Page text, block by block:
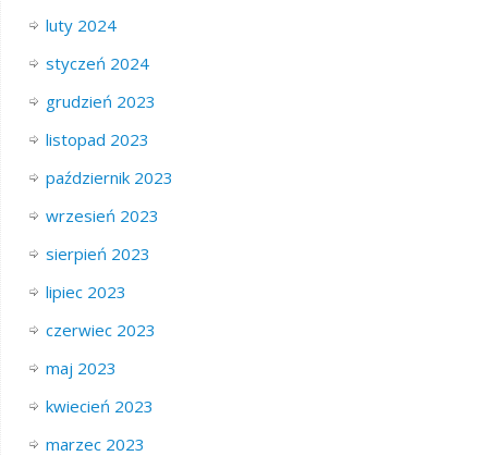
luty 2024
styczeń 2024
grudzień 2023
listopad 2023
październik 2023
wrzesień 2023
sierpień 2023
lipiec 2023
czerwiec 2023
maj 2023
kwiecień 2023
marzec 2023